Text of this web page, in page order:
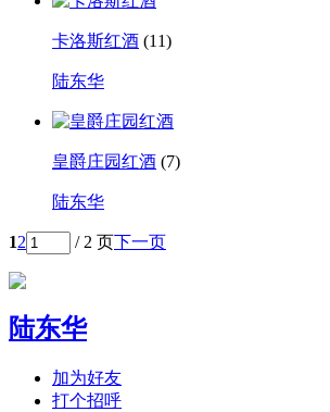
卡洛斯红酒 (11)
陆东华
皇爵庄园红酒 (7)
陆东华
12 / 2 页下一页
陆东华
加为好友
打个招呼